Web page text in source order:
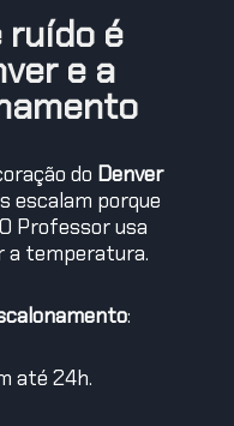
ruído é
e a
do Denver
escalam porque
Professor usa
a temperatura.
:
até 24h.